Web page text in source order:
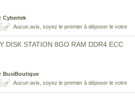
Cybertek
Aucun avis, soyez le premier à déposer le votre
DISK STATION 8GO RAM DDR4 ECC
BusiBoutique
Aucun avis, soyez le premier à déposer le votre